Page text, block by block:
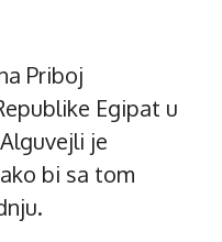
Priboj
Egipat u
je
bi sa tom